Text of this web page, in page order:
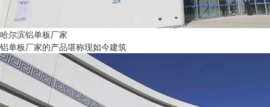
哈尔滨铝单板厂家
铝单板厂家的产品堪称现如今建筑